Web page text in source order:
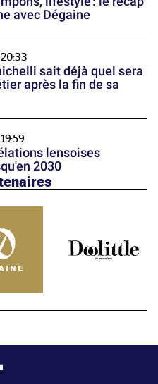
avec Dégaine
sait déjà quel sera
après la fin de sa
lensoises
2030